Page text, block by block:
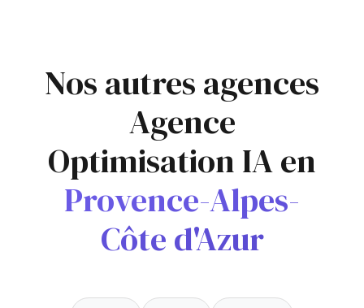
Nos autres agences
Agence
Optimisation IA en
Provence-Alpes-
Côte d'Azur